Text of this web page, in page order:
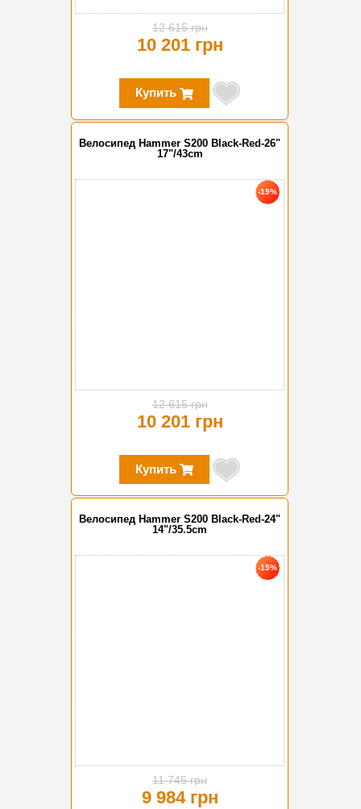
12 615 грн
10 201 грн
Купить
Велосипед Hammer S200 Black-Red-26"
17"/43cm
-19%
12 615 грн
10 201 грн
Купить
Велосипед Hammer S200 Black-Red-24"
14"/35.5cm
-15%
11 745 грн
9 984 грн